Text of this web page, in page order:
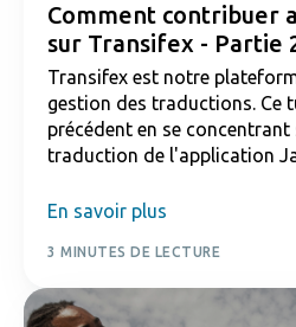
Comment contribuer
sur Transifex - Partie
Transifex est notre
gestion des traductions. Ce
précédent en se
traduction de l'application
En savoir plus
3 MINUTES DE LECTURE